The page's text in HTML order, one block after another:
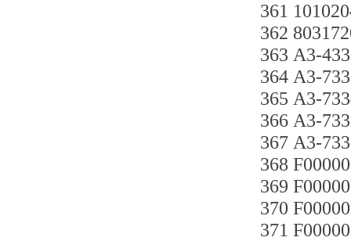
361
362
363 A3-
364 A3-
365 A3-
366 A3-
367 A3-
368
369
370
371